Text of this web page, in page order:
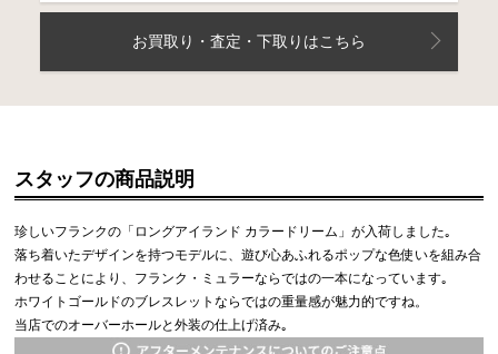
お買取り・査定・下取りはこちら
スタッフの商品説明
珍しいフランクの「ロングアイランド カラードリーム」が入荷しました｡
落ち着いたデザインを持つモデルに、遊び心あふれるポップな色使いを組み合
わせることにより、フランク・ミュラーならではの一本になっています｡
ホワイトゴールドのブレスレットならではの重量感が魅力的ですね。
当店でのオーバーホールと外装の仕上げ済み｡